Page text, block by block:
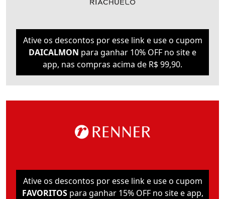
Ative os descontos por esse link e use o cupom
DAICALMON para ganhar 10% OFF no site e
app, nas compras acima de R$ 99,90.
Ative os descontos por esse link e use o cupom
FAVORITOSpara ganhar 15% OFF no site e app,